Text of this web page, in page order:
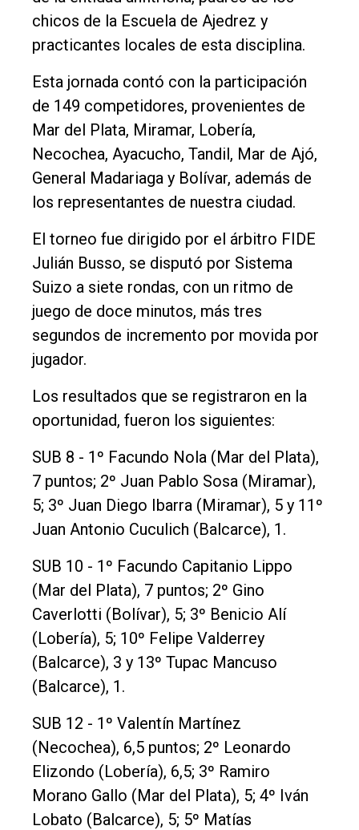
Política
Cultura
Entrevistas
Rural
Deportes
Fúnebres
Edición
Empresa
Nosotros
Contacto
chicos de la Escuela de Ajedrez y
practicantes locales de esta disciplina.
Esta jornada contó con la participación
de 149 competidores, provenientes de
Mar del Plata, Miramar, Lobería,
Necochea, Ayacucho, Tandil, Mar de Ajó,
General Madariaga y Bolívar, además de
los representantes de nuestra ciudad.
El torneo fue dirigido por el árbitro FIDE
Julián Busso, se disputó por Sistema
Suizo a siete rondas, con un ritmo de
juego de doce minutos, más tres
segundos de incremento por movida por
jugador.
Los resultados que se registraron en la
oportunidad, fueron los siguientes:
SUB 8 - 1º Facundo Nola (Mar del Plata),
7 puntos; 2º Juan Pablo Sosa (Miramar),
5; 3º Juan Diego Ibarra (Miramar), 5 y 11º
Juan Antonio Cuculich (Balcarce), 1.
SUB 10 - 1º Facundo Capitanio Lippo
(Mar del Plata), 7 puntos; 2º Gino
Caverlotti (Bolívar), 5; 3º Benicio Alí
(Lobería), 5; 10º Felipe Valderrey
(Balcarce), 3 y 13º Tupac Mancuso
(Balcarce), 1.
SUB 12 - 1º Valentín Martínez
(Necochea), 6,5 puntos; 2º Leonardo
Elizondo (Lobería), 6,5; 3º Ramiro
Morano Gallo (Mar del Plata), 5; 4º Iván
Lobato (Balcarce), 5; 5º Matías